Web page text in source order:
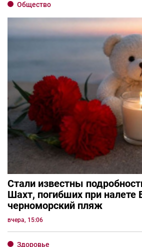
Общество
Стали известны
Шахт, погибших при налете
черноморский пляж
вчера, 15:06
Здоровье